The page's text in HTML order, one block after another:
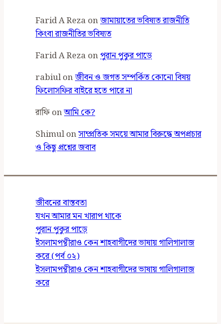
Farid A Reza onজামায়াতের ভবিষ্যত রাজনীতি
কিংবা রাজনীতির ভবিষ্যত
Farid A Reza onপুরান পুকুর পাড়ে
rabiulonজীবন ও জগত সম্পর্কিত কোনো বিষয়
ফিলোসফির বাইরে হতে পারে না
রাফিonআমি কে?
Shimulonসাম্প্রতিক সময়ে আমার বিরুদ্ধে অপপ্রচার
ও কিছু প্রশ্নের জবাব
জীবনের বাস্তবতা
যখন আমার মন খারাপ থাকে
পুরান পুকুর পাড়ে
ইসলামপন্থীরাও কেন শাহবাগীদের ভাষায় গালিগালাজ
করে (পর্ব ০২)
ইসলামপন্থীরাও কেন শাহবাগীদের ভাষায় গালিগালাজ
করে